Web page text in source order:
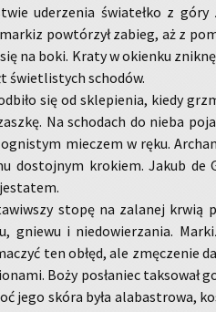
ude­rze­nia świa­teł­ko z
po­wtó­rzył za­bieg, aż z
na boki. Kraty w okien­ku
świe­tli­stych scho­dów.
się od skle­pie­nia, kiedy
Na scho­dach do nieba
mie­czem w ręku.
do­stoj­nym kro­kiem. Jakub de
stopę na za­la­nej krwią
gnie­wu i nie­do­wie­rza­nia.
ten obłęd, ale zmę­cze­nie
Boży po­sła­niec tak­so­wał
jego skóra była ala­ba­stro­wa,